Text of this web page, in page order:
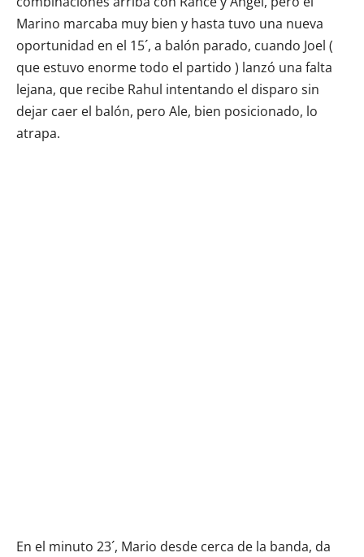
Marino marcaba muy bien y hasta tuvo una nueva
oportunidad en el 15´, a balón parado, cuando Joel (
que estuvo enorme todo el partido ) lanzó una falta
lejana, que recibe Rahul intentando el disparo sin
dejar caer el balón, pero Ale, bien posicionado, lo
atrapa.
En el minuto 23´, Mario desde cerca de la banda, da